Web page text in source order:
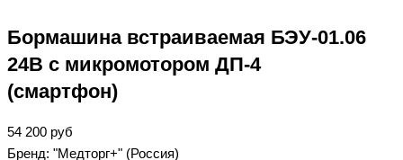
Бормашина встраиваемая БЭУ-01.06
24В с микромотором ДП-4
(смартфон)
54 200 руб
Бренд: "Медторг+" (Россия)